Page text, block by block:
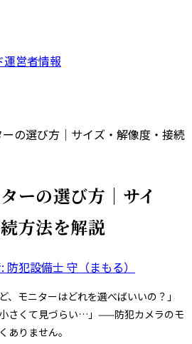
運営者情報
の選び方｜サイズ・解像度・接続
ーの選び方｜サイ
方法を解説
防犯設備士 守（まもる）
、モニターはどれを選べばいいの？」
小さくて見づらい…」——防犯カメラのモ
ありません。